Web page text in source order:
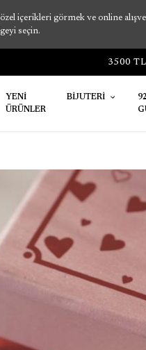
içerikleri görmek ve online
seçin.
3500
YENİ
ÜRÜNLER
BİJUTERİ